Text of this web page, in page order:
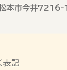
本市今井7216-1
表記